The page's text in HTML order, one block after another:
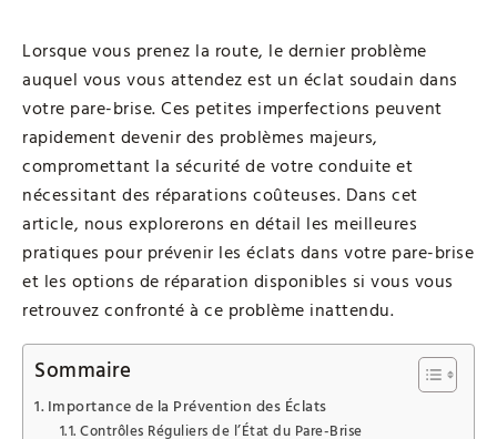
Lorsque vous prenez la route, le dernier problème
auquel vous vous attendez est un éclat soudain dans
votre pare-brise. Ces petites imperfections peuvent
rapidement devenir des problèmes majeurs,
compromettant la sécurité de votre conduite et
nécessitant des réparations coûteuses. Dans cet
article, nous explorerons en détail les meilleures
pratiques pour prévenir les éclats dans votre pare-brise
et les options de réparation disponibles si vous vous
retrouvez confronté à ce problème inattendu.
Sommaire
Importance de la Prévention des Éclats
Contrôles Réguliers de l’État du Pare-Brise